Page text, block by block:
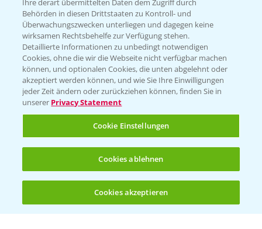
T.+49 (0)214/30-20220
Folgen Sie uns
Allgemeine Nutzungsbedingungen
Datenschutzerklärung
Ihre derart übermittelten Daten dem Zugriff durch
Behörden in diesen Drittstaaten zu Kontroll- und
Überwachungszwecken unterliegen und dagegen keine
wirksamen Rechtsbehelfe zur Verfügung stehen.
Detaillierte Informationen zu unbedingt notwendigen
Cookies, ohne die wir die Webseite nicht verfügbar machen
können, und optionalen Cookies, die unten abgelehnt oder
akzeptiert werden können, und wie Sie Ihre Einwilligungen
jeder Zeit ändern oder zurückziehen können, finden Sie in
unserer Privacy Statement
Cookie Einstellungen
Cookies ablehnen
Cookies akzeptieren